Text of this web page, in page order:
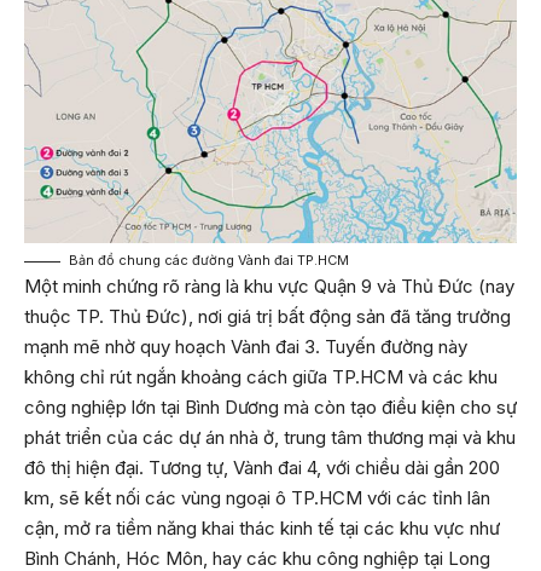
Bản đồ chung các đường Vành đai TP.HCM
Một minh chứng rõ ràng là khu vực Quận 9 và Thủ Đức (nay
thuộc TP. Thủ Đức), nơi giá trị bất động sản đã tăng trưởng
mạnh mẽ nhờ quy hoạch Vành đai 3. Tuyến đường này
không chỉ rút ngắn khoảng cách giữa TP.HCM và các khu
công nghiệp lớn tại Bình Dương mà còn tạo điều kiện cho sự
phát triển của các dự án nhà ở, trung tâm thương mại và khu
đô thị hiện đại. Tương tự, Vành đai 4, với chiều dài gần 200
km, sẽ kết nối các vùng ngoại ô TP.HCM với các tỉnh lân
cận, mở ra tiềm năng khai thác kinh tế tại các khu vực như
Bình Chánh, Hóc Môn, hay các khu công nghiệp tại Long